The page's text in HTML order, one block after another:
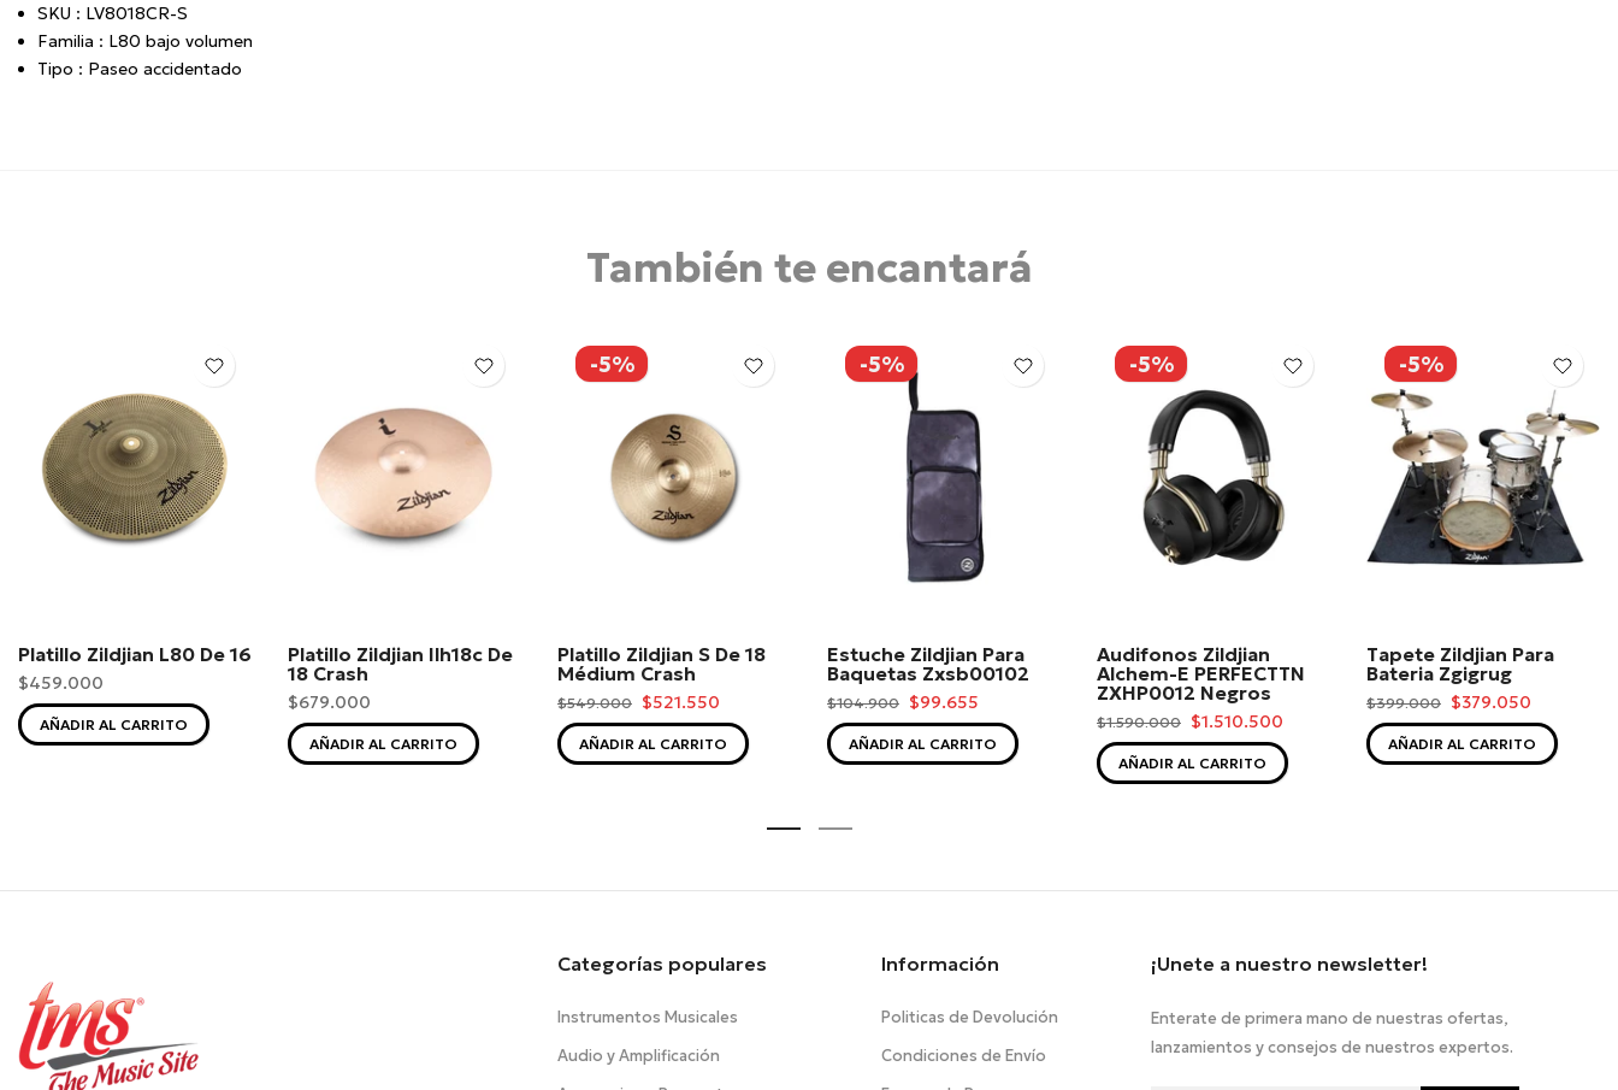
SKU : LV8018CR-S
Familia : L80 bajo volumen
Tipo : Paseo accidentado
También te encantará
Platillo Zildjian L80 De 16
$459.000
AÑADIR AL CARRITO
Platillo Zildjian Ilh18c De
18 Crash
$679.000
AÑADIR AL CARRITO
-5%
Platillo Zildjian S De 18
Médium Crash
$549.000 $521.550
AÑADIR AL CARRITO
-5%
Estuche Zildjian Para
Baquetas Zxsb00102
$104.900 $99.655
AÑADIR AL CARRITO
-5%
Audifonos Zildjian
Alchem-E PERFECTTN
ZXHP0012 Negros
$1.590.000 $1.510.500
AÑADIR AL CARRITO
-5%
Tapete Zildjian Para
Bateria Zgigrug
$399.000 $379.050
AÑADIR AL CARRITO
Categorías populares
Instrumentos Musicales
Audio y Amplificación
Información
Politicas de Devolución
Condiciones de Envío
¡Unete a nuestro newsletter!
Enterate de primera mano de nuestras ofertas,
lanzamientos y consejos de nuestros expertos.